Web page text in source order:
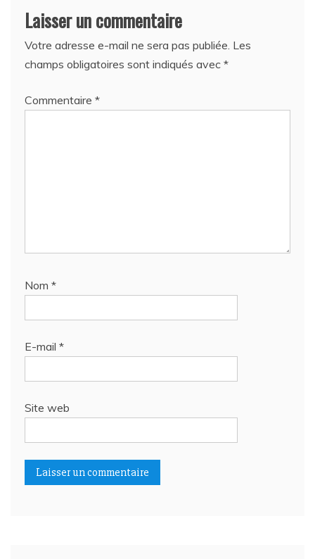
Laisser un commentaire
Votre adresse e-mail ne sera pas publiée. Les
champs obligatoires sont indiqués avec *
Commentaire *
Nom *
E-mail *
Site web